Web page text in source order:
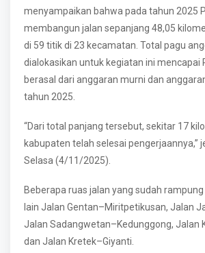
menyampaikan bahwa pada tahun 2025
membangun jalan sepanjang 48,05
di 59 titik di 23 kecamatan. Total pagu
dialokasikan untuk kegiatan ini mencapai
berasal dari anggaran murni dan
tahun 2025.
“Dari total panjang tersebut, sekitar 17
kabupaten telah selesai pengerjaannya,”
Selasa (4/11/2025).
Beberapa ruas jalan yang sudah
lain Jalan Gentan–Miritpetikusan, Jalan
Jalan Sadangwetan–Kedunggong, Jalan
dan Jalan Kretek–Giyanti.